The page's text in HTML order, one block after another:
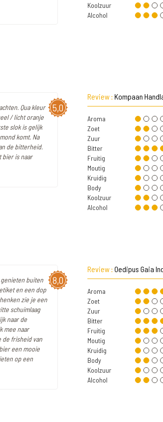
Koolzuur
Alcohol
5,0
Qua kleur
/ licht oranje
slok is gelijk
komt. Na
de bitterheid.
bier is naar
Review : Kompaan
Aroma
Zoet
Zuur
Bitter
Fruitig
Moutig
Kruidig
Body
Koolzuur
Alcohol
8,0
buiten
en een dop
zie je een
schuimlaag
naar de
mee naar
de frisheid van
een mooie
op een
Review : Oedipus Gaia
Aroma
Zoet
Zuur
Bitter
Fruitig
Moutig
Kruidig
Body
Koolzuur
Alcohol